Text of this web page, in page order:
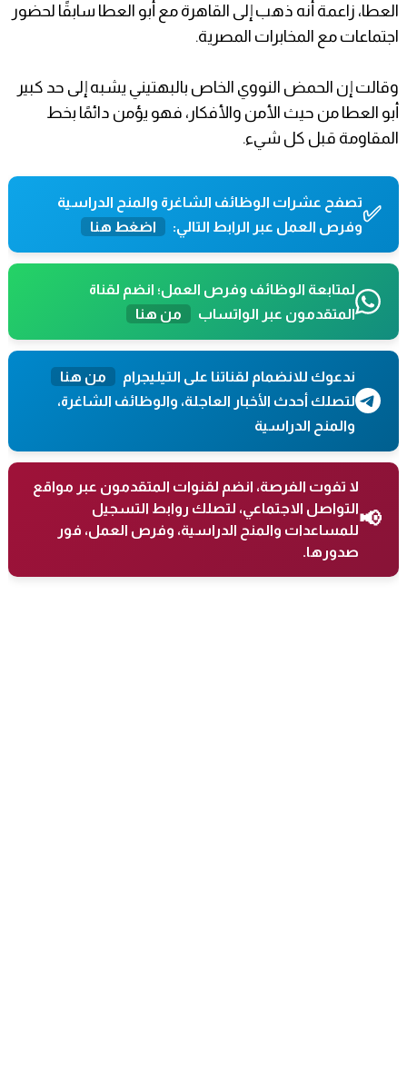
العطا، زاعمة أنه ذهب إلى القاهرة مع أبو العطا سابقًا لحضور
اجتماعات مع المخابرات المصرية.
وقالت إن الحمض النووي الخاص بالبهتيني يشبه إلى حد كبير
أبو العطا من حيث الأمن والأفكار، فهو يؤمن دائمًا بخط
المقاومة قبل كل شيء.
✅تصفح عشرات الوظائف الشاغرة والمنح الدراسية
وفرص العمل عبر الرابط التالي:
اضغط هنا
لمتابعة الوظائف وفرص العمل؛ انضم لقناة
المتقدمون عبر الواتساب
من هنا
ندعوك للانضمام لقناتنا على التيليجرام
من هنا
لتصلك أحدث الأخبار العاجلة، والوظائف الشاغرة،
والمنح الدراسية
📢
لا تفوت الفرصة، انضم لقنوات المتقدمون عبر مواقع
التواصل الاجتماعي، لتصلك روابط التسجيل
للمساعدات والمنح الدراسية، وفرص العمل، فور
صدورها.